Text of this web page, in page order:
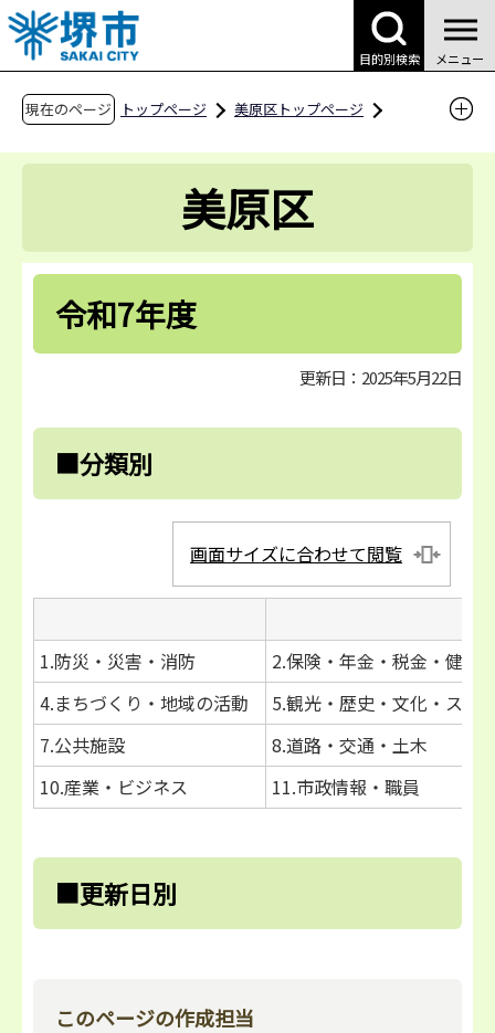
こ
の
ペ
目的別検索 メニュー
現在のページ トップページ
美原区トップページ
美原区長直行便へのご投稿に対する回答
美原区
令和7年度
更新日：2025年5月22日
■分類別
画面サイズに合わせて閲覧
1.防災・災害・消防
2.保険・年金・税金・健康
4.まちづくり・地域の活動
5.観光・歴史・文化・スポ
7.公共施設
8.道路・交通・土木
10.産業・ビジネス
11.市政情報・職員
■更新日別
このページの作成担当